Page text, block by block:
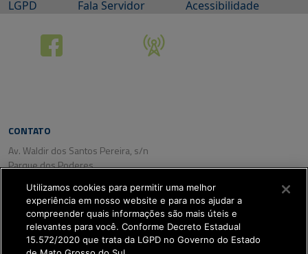
LGPD
Fala Servidor Acessibilidade
CONTATO
Av. Waldir dos Santos Pereira, s/n
Parque dos Poderes
Campo Grande/ MS
Tel. (67) 3318-2800
Fax: (67) 3318-2809
Utilizamos cookies para permitir uma melhor
experiência em nosso website e para nos ajudar a
compreender quais informações são mais úteis e
relevantes para você. Conforme Decreto Estadual
15.572/2020 que trata da LGPD no Governo do Estado